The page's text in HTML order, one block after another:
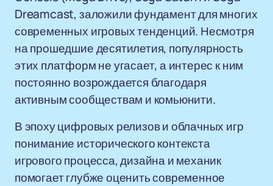
Dreamcast, заложили фундамент для многих
современных игровых тенденций. Несмотря
на прошедшие десятилетия, популярность
этих платформ не угасает, а интерес к ним
постоянно возрождается благодаря
активным сообществам и комьюнити.
В эпоху цифровых релизов и облачных игр
понимание исторического контекста
игрового процесса, дизайна и механик
помогает глубже оценить современное